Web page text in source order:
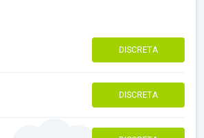
DISCRETA
DISCRETA